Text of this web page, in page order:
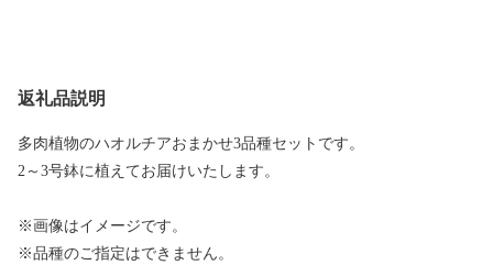
返礼品説明
多肉植物のハオルチアおまかせ3品種セットです。
2～3号鉢に植えてお届けいたします。
※画像はイメージです。
※品種のご指定はできません。